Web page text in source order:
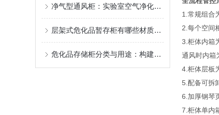
净气型通风柜：实验室空气净化的守护者
层架式危化品暂存柜有哪些材质可选
危化品存储柜分类与用途：构建实验室安全的第一道防线
1.常规组合
2.每个空间
3.柜体内箱
通风时内箱
4.柜体层板
5.配备可拆
6.加厚钢琴
7.柜体单内